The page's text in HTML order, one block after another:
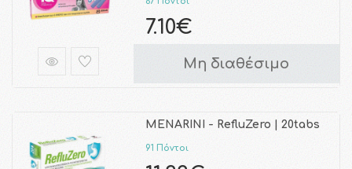
7.10€
Μη διαθέσιμο
MENARINI - RefluZero | 20tabs
91 Πόντοι